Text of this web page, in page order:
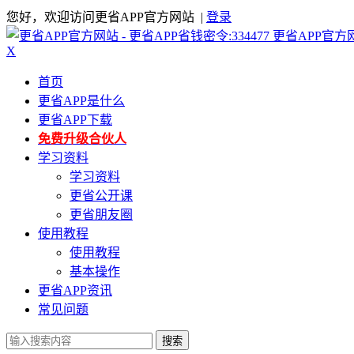
您好，欢迎访问更省APP官方网站 | 登录
更省APP官方
X
首页
更省APP是什么
更省APP下载
免费升级合伙人
学习资料
学习资料
更省公开课
更省朋友圈
使用教程
使用教程
基本操作
更省APP资讯
常见问题
搜索